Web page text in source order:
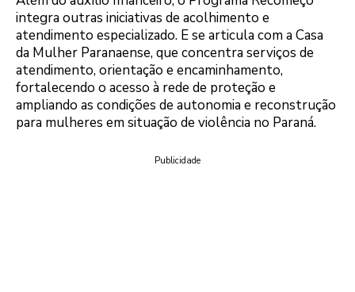
integra outras iniciativas de acolhimento e
atendimento especializado. E se articula com a Casa
da Mulher Paranaense, que concentra serviços de
atendimento, orientação e encaminhamento,
fortalecendo o acesso à rede de proteção e
ampliando as condições de autonomia e reconstrução
para mulheres em situação de violência no Paraná.
Publicidade